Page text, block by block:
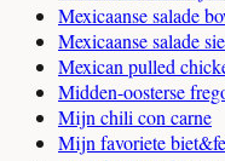
Mexicaanse salade
Mexicaanse salade
Mexican pulled
Midden-oosterse
Mijn chili con carne
Mijn favoriete